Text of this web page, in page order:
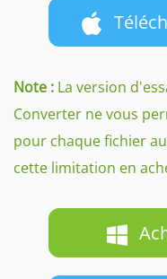
Note : La version
Converter ne vous
pour chaque fichier
cette limitation en